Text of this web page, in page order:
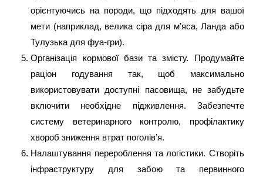
орієнтуючись на породи, що підходять для вашої
мети (наприклад, велика сіра для м’яса, Ланда або
Тулузька для фуа-гри).
Організація кормової бази та змісту. Продумайте
раціон годування так, щоб максимально
використовувати доступні пасовища, не забудьте
включити необхідне підживлення. Забезпечте
систему ветеринарного контролю, профілактику
хвороб зниження втрат поголів’я.
Налаштування перероблення та логістики. Створіть
інфраструктуру для забою та первинного